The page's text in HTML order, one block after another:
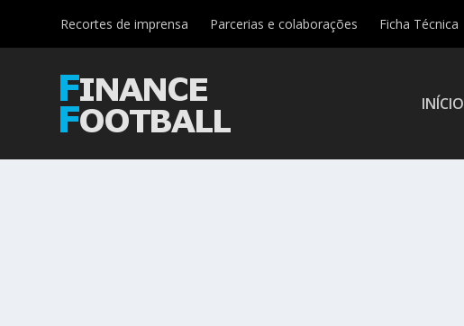
Recortes de imprensa Parcerias e colaborações Ficha Técnica
INÍCIO